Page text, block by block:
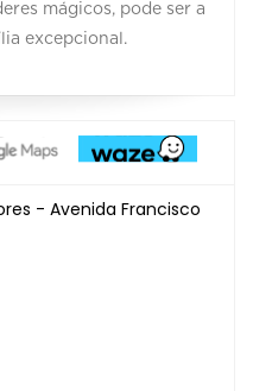
mágicos, pode ser a
excepcional.
- Avenida Francisco